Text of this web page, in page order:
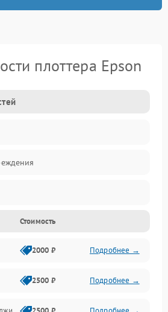
плоттера Epson
Стоимость
2000 ₽ Подробнее →
2500 ₽ Подробнее →